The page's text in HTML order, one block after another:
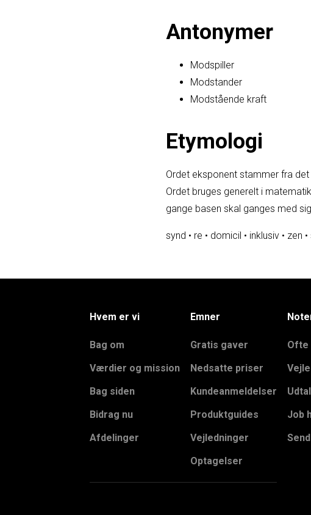
Antonymer
Modspiller
Modstander
Modstående kraft
Etymologi
Ordet eksponent stammer fra
Ordet bruges generelt i
gange basen skal ganges med
synd • re • domicil • inklusiv • zen •
Hvem er vi
Bag om
Værdier og mission
Bag siden
Bidrag nu
Afdelinger
Emner
Gratis gaver
Nedsatte priser
Kundeanmeldelser
Produktguides
Vejledninger
Optagelser
Ofte
Job